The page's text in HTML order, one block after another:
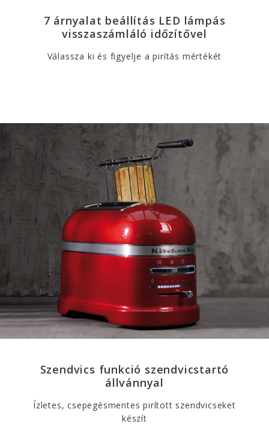
7 árnyalat beállítás LED lámpás
visszaszámláló időzítővel
Válassza ki és figyelje a pirítás mértékét
Szendvics funkció szendvicstartó
állvánnyal
Ízletes, csepegésmentes pirított szendvicseket
készít